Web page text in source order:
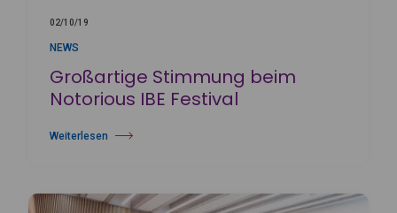
02/10/19
NEWS
Großartige Stimmung beim
Notorious IBE Festival
Weiterlesen
über Großartige Stimmung beim Notorious IBE Festival